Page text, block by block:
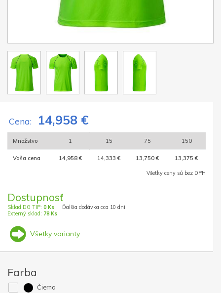
Cena: 14,958 €
Množstvo 1 15 75 150
Vaša cena 14,958 € 14,333 € 13,750 € 13,375 €
Všetky ceny sú bez DPH
Dostupnosť
Sklad DG TIP: 0 Ks
Externý sklad: 78 Ks
Ďalšia dodávka cca 10 dni
Všetky varianty
Farba
Čierna